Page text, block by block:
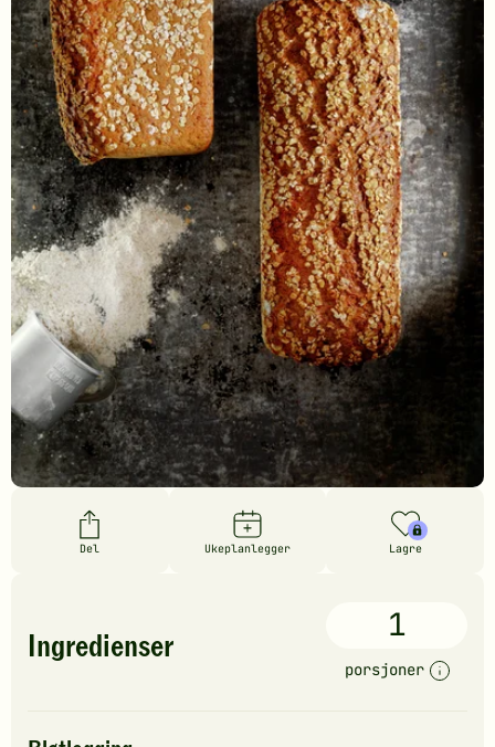
Del Ukeplanlegger Lagre
Ingredienser
1
porsjoner